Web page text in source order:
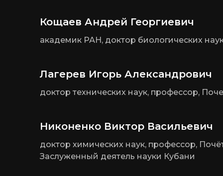
академик РАН, доктор биологических
Кощаев Андрей Георгиевич
доктор технических наук, профессор,
Лагерев Игорь Александрович
доктор химических наук, профессор,
Заслуженный деятель науки Кубани
Никоненко Виктор Васильевич